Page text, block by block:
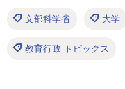
文部科学省 大学
教育行政 トピックス